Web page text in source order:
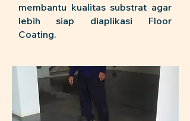
membantu kualitas substrat agar
lebih siap diaplikasi Floor
Coating.